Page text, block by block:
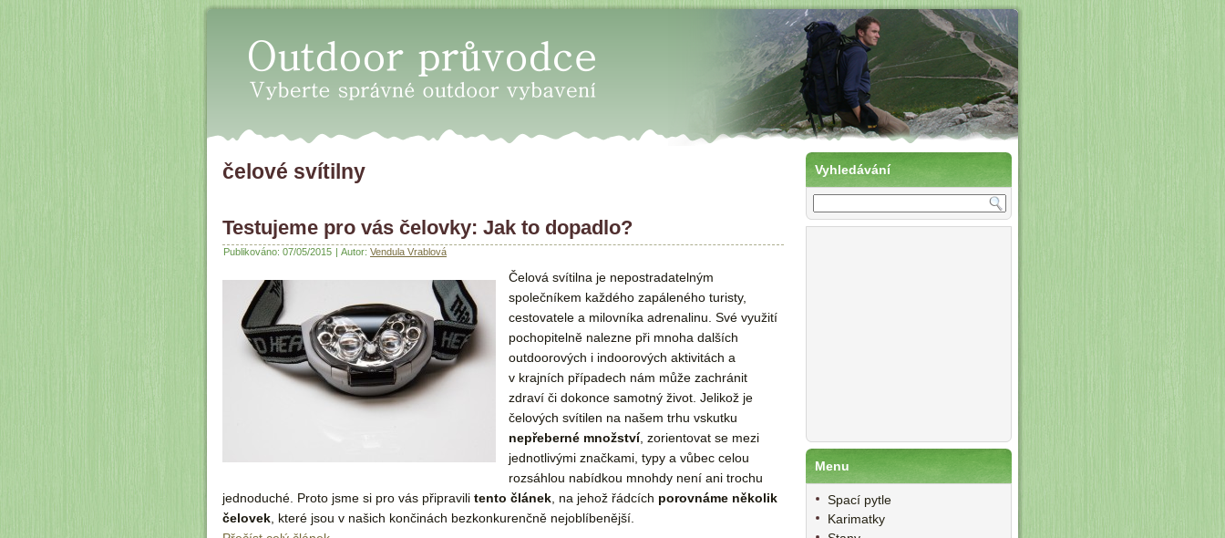
Oudoor průvodce - Vyberte správné outdoor vybavení do přírody
čelové svítilny
Testujeme pro vás čelovky: Jak to dopadlo?
Publikováno: 07/05/2015 | Autor: Vendula Vrablová
Čelová svítilna je nepostradatelným
společníkem každého zapáleného turisty,
cestovatele a milovníka adrenalinu. Své využití
pochopitelně nalezne při mnoha dalších
outdoorových i indoorových aktivitách a
v krajních případech nám může zachránit
zdraví či dokonce samotný život. Jelikož je
čelových svítilen na našem trhu vskutku
nepřeberné množství, zorientovat se mezi
jednotlivými značkami, typy a vůbec celou
rozsáhlou nabídkou mnohdy není ani trochu
jednoduché. Proto jsme si pro vás připravili tento článek , na jehož řádcích porovnáme několik
čelovek , které jsou v našich končinách bezkonkurenčně nejoblíbenější.
Vyhledávání
Menu
Spací pytle
Karimatky